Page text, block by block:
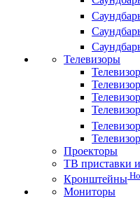
Телевизоры
Проекторы
ТВ приставки
Кронштейны
Мониторы